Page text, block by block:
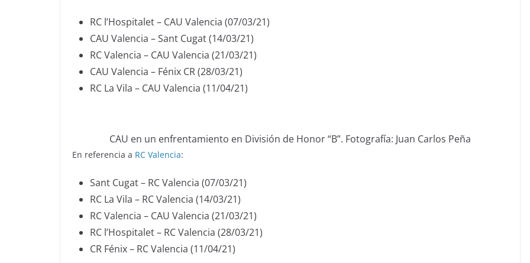
RC l’Hospitalet – CAU Valencia (07/03/21)
CAU Valencia – Sant Cugat (14/03/21)
RC Valencia – CAU Valencia (21/03/21)
CAU Valencia – Fénix CR (28/03/21)
RC La Vila – CAU Valencia (11/04/21)
CAU en un enfrentamiento en División de Honor “B”. Fotografía: Juan Carlos Peña
En referencia a RC Valencia:
Sant Cugat – RC Valencia (07/03/21)
RC La Vila – RC Valencia (14/03/21)
RC Valencia – CAU Valencia (21/03/21)
RC l’Hospitalet – RC Valencia (28/03/21)
CR Fénix – RC Valencia (11/04/21)